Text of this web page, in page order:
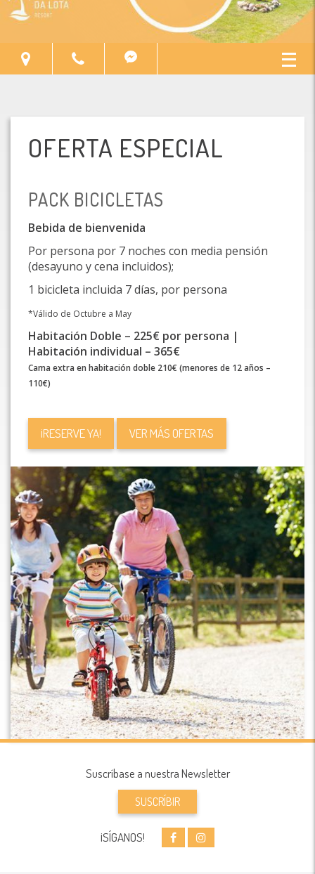
OFERTA ESPECIAL
PACK BICICLETAS
Bebida de bienvenida
Por persona por 7 noches con media pensión
(desayuno y cena incluidos);
1 bicicleta incluida 7 días, por persona
*Válido de Octubre a May
Habitación Doble – 225€ por persona |
Habitación individual – 365€
Cama extra en habitación doble 210€ (menores de 12 años –
110€)
¡RESERVE YA! VER MÁS OFERTAS
Suscríbase a nuestra Newsletter
SUSCRÍBIR
¡SÍGANOS!